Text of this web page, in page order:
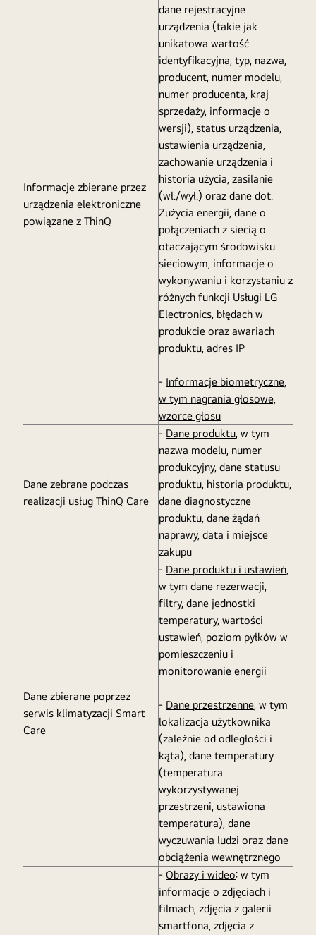
Informacje zbierane przez
urządzenia elektroniczne
powiązane z ThinQ
dane rejestracyjne
urządzenia (takie jak
unikatowa wartość
identyfikacyjna, typ, nazwa,
producent, numer modelu,
numer producenta, kraj
sprzedaży, informacje o
wersji), status urządzenia,
ustawienia urządzenia,
zachowanie urządzenia i
historia użycia, zasilanie
(wł./wył.) oraz dane dot.
Zużycia energii, dane o
połączeniach z siecią o
otaczającym środowisku
sieciowym, informacje o
wykonywaniu i korzystaniu z
różnych funkcji Usługi LG
Electronics, błędach w
produkcie oraz awariach
produktu, adres IP
- Informacje biometryczne,
w tym nagrania głosowe,
wzorce głosu
Dane zebrane podczas
realizacji usług ThinQ Care
- Dane produktu, w tym
nazwa modelu, numer
produkcyjny, dane statusu
produktu, historia produktu,
dane diagnostyczne
produktu, dane żądań
naprawy, data i miejsce
zakupu
Dane zbierane poprzez
serwis klimatyzacji Smart
Care
- Dane produktu i ustawień,
w tym dane rezerwacji,
filtry, dane jednostki
temperatury, wartości
ustawień, poziom pyłków w
pomieszczeniu i
monitorowanie energii
- Dane przestrzenne, w tym
lokalizacja użytkownika
(zależnie od odległości i
kąta), dane temperatury
(temperatura
wykorzystywanej
przestrzeni, ustawiona
temperatura), dane
wyczuwania ludzi oraz dane
obciążenia wewnętrznego
- Obrazy i wideo: w tym
informacje o zdjęciach i
filmach, zdjęcia z galerii
smartfona, zdjęcia z